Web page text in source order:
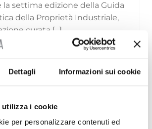
Dettagli Informazioni sui cookie
i cookie
per personalizzare contenuti ed
la settima edizione della Guida
della Proprietà Industriale,
curata [...]